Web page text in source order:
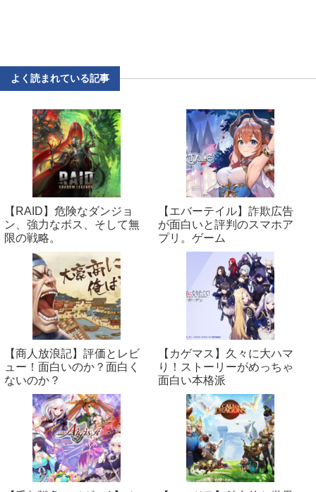
よく読まれている記事
【RAID】危険なダンジョ
ン、強力なボス、そして無
限の戦略。
【エバーテイル】詐欺広告
が面白いと評判のスマホア
プリ。ゲーム
【商人放浪‪記】評価とレビ
ュー！面白いのか？面白く
ないのか？
【カゲマス】久々に大ハマ
り！ストーリーがめっちゃ
面白い本格派